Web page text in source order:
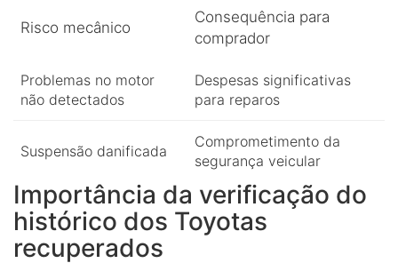
Risco mecânico
Consequência para
comprador
Problemas no motor
não detectados
Despesas significativas
para reparos
Suspensão danificada
Comprometimento da
segurança veicular
Importância da verificação do
histórico dos Toyotas
recuperados